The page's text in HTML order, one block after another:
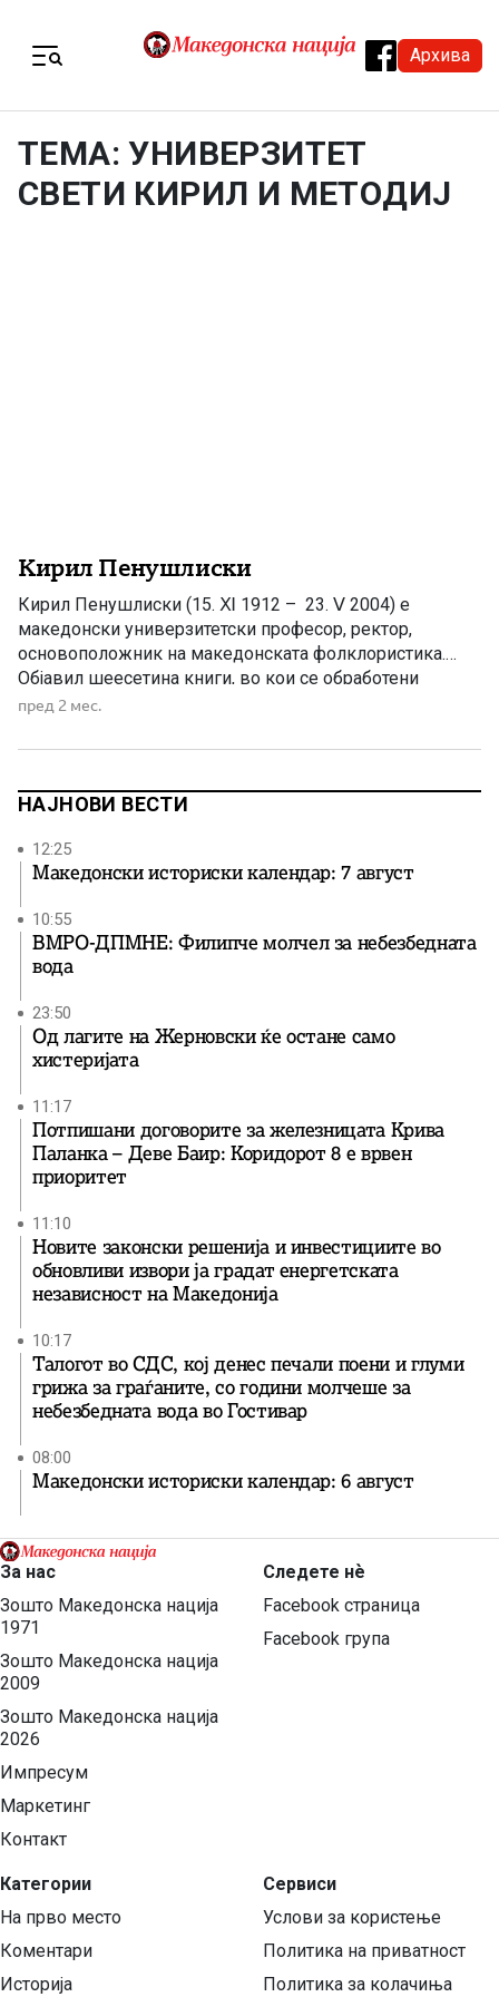
Архива
ТЕМА: УНИВЕРЗИТЕТ
СВЕТИ КИРИЛ И МЕТОДИЈ
Кирил Пенушлиски
Кирил Пенушлиски (15. Ⅺ 1912 – 23. Ⅴ 2004) е
македонски универзитетски професор, ректор,
основоположник на македонската фолклористика.
Објавил шеесетина книги, во кои се обработени
најважните прашања од македонскиот фолклор.
Цепенков, и Стефан И. Верковиќ. Кирил Пенушлиски е
основно образование во родниот […]
пред 2 мес.
НАЈНОВИ ВЕСТИ
12:25
Македонски историски календар: 7 август
10:55
ВМРО-ДПМНЕ: Филипче молчел за небезбедната
вода
23:50
Од лагите на Жерновски ќе остане само
хистеријата
11:17
Потпишани договорите за железницата Крива
Паланка – Деве Баир: Коридорот 8 е врвен
приоритет
11:10
Новите законски решенија и инвестициите во
обновливи извори ја градат енергетската
независност на Македонија
10:17
Талогот во СДС, кој денес печали поени и глуми
грижа за граѓаните, со години молчеше за
небезбедната вода во Гостивар
08:00
Македонски историски календар: 6 август
За нас
Зошто Македонска нација
1971
Зошто Македонска нација
2009
Зошто Македонска нација
2026
Импресум
Маркетинг
Контакт
Категории
На прво место
Коментари
Историја
Следете нѐ
Facebook страница
Facebook група
Сервиси
Услови за користење
Политика на приватност
Политика за колачиња